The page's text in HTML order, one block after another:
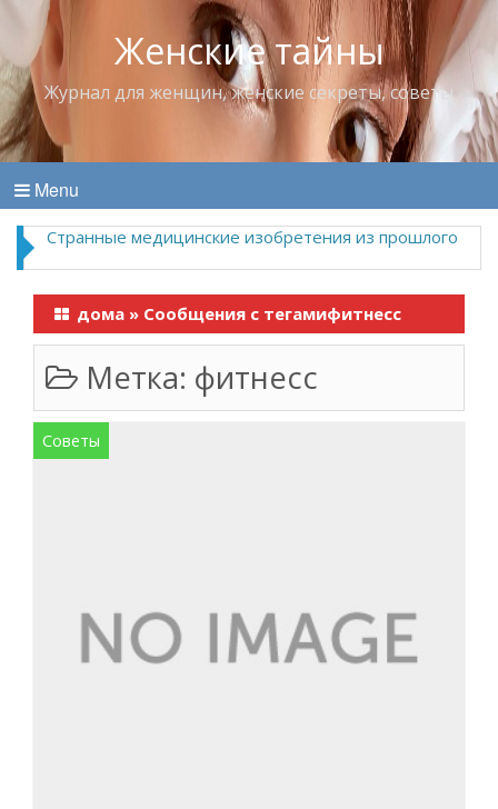
Женские тайны
Журнал для женщин, женские секреты, советы
Menu
Странные медицинские изобретения из прошлого
дома » Сообщения с тегамифитнесс
Метка: фитнесс
Советы